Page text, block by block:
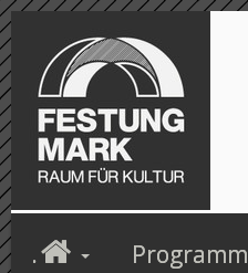
. Programm